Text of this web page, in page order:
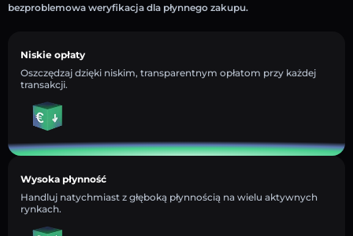
bezproblemowa weryfikacja dla płynnego zakupu.
Niskie opłaty
Oszczędzaj dzięki niskim, transparentnym opłatom przy każdej
transakcji.
Wysoka płynność
Handluj natychmiast z głęboką płynnością na wielu aktywnych
rynkach.